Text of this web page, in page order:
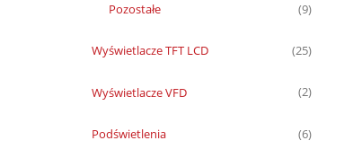
Pozostałe (9)
Wyświetlacze TFT LCD (25)
Wyświetlacze VFD (2)
Podświetlenia (6)